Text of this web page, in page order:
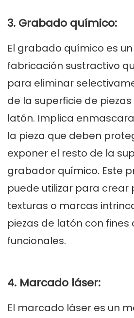
3. Grabado químico:
El grabado químico es
fabricación sustractivo
para eliminar
de la superficie de
latón. Implica
la pieza que deben
exponer el resto de la
grabador químico. Este
puede utilizar para crear
texturas o marcas
piezas de latón con fines
funcionales.
4. Marcado láser:
El marcado láser es un